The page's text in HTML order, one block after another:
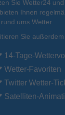
Mo. 17.08.
35°C
Sie Wetter24
Ihnen
ums Wetter.
Sie
14-Tage-
Wetter-Favoriten
Twitter Wetter-
Satelliten-